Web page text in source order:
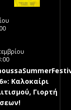
Καλοκαίρι
Γιορτή